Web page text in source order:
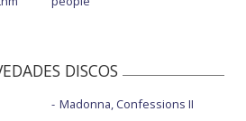
DISCOS
Madonna, Confessions II